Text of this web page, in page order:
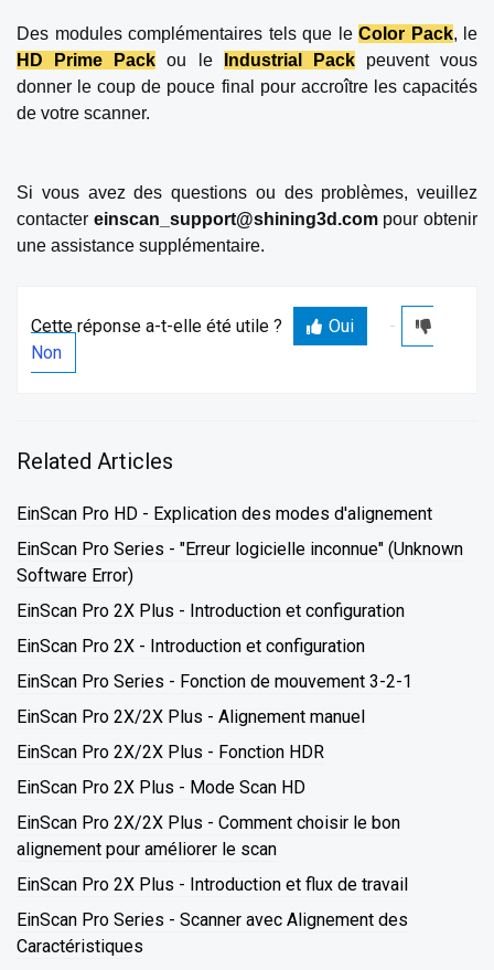
Des modules complémentaires tels que le Color Pack, le
HD Prime Pack ou le Industrial Packpeuvent vous
donner le coup de pouce final pour accroître les capacités
de votre scanner.
Si vous avez des questions ou des problèmes, veuillez
contacter einscan_support@shining3d.compour obtenir
une assistance supplémentaire.
Cette réponse a-t-elle été utile ?
Oui
Non
Related Articles
EinScan Pro HD - Explication des modes d'alignement
EinScan Pro Series - "Erreur logicielle inconnue" (Unknown
Software Error)
EinScan Pro 2X Plus - Introduction et configuration
EinScan Pro 2X - Introduction et configuration
EinScan Pro Series - Fonction de mouvement 3-2-1
EinScan Pro 2X/2X Plus - Alignement manuel
EinScan Pro 2X/2X Plus - Fonction HDR
EinScan Pro 2X Plus - Mode Scan HD
EinScan Pro 2X/2X Plus - Comment choisir le bon
alignement pour améliorer le scan
EinScan Pro 2X Plus - Introduction et flux de travail
EinScan Pro Series - Scanner avec Alignement des
Caractéristiques